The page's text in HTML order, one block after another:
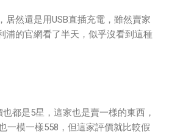
居然還是用USB直插充電，雖然賣家
浦的官網看了半天，似乎沒看到這種
都是5星，這家也是賣一樣的東西，
一模一樣558，但這家評價就比較假